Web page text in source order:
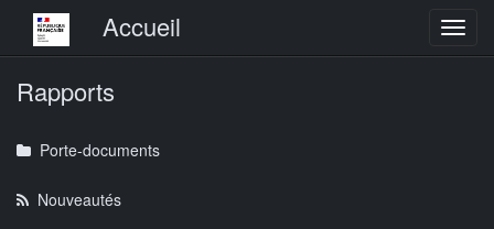
Menu principalAccueil
Rapports
Porte-documents
Nouveautés